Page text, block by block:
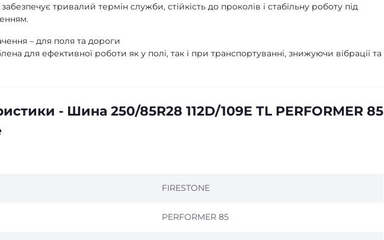
тривалий термін служби, стійкість до проколів і стабільну роботу під
– для поля та дороги
для ефективної роботи як у полі, так і при транспортуванні, знижуючи вібрації та
- Шина 250/85R28 112D/109E TL PERFORMER 85
FIRESTONE
PERFORMER 85